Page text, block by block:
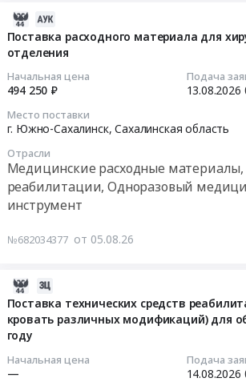
Поставка расходного материала для
отделения
Начальная цена
494 250 ₽
Подача
13.08.2026
Место поставки
г. Южно-Сахалинск,Сахалинская область
Отрасли
Медицинские расходные материалы,
реабилитации, Одноразовый
инструмент
№682034377 от 05.08.26
Поставка технических средств
кровать различных модификаций) для
году
Начальная цена
—
Подача
14.08.2026